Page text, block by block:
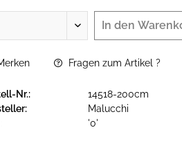
In den
Fragen zum Artikel ?
Nr.:
14518-200cm
Malucchi
'0'